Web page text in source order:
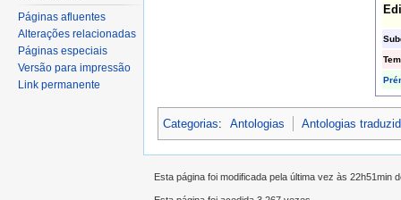
Categorias: Antologias Antologias
Páginas afluentes
Alterações relacionadas
Páginas especiais
Versão para impressão
Link permanente
Esta página foi modificada pela última vez às 22h51min